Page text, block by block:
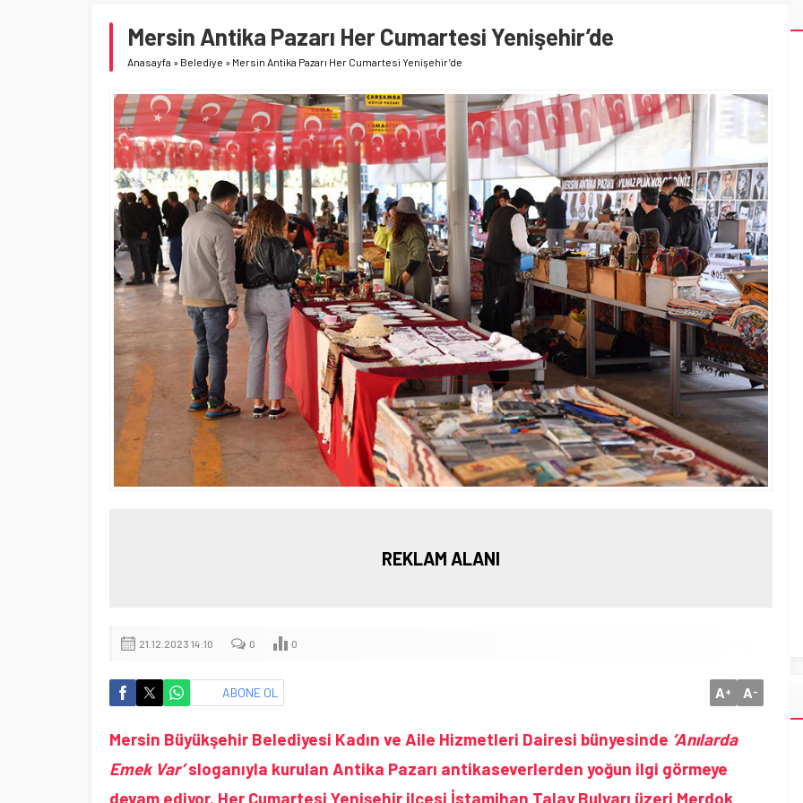
Mersin Antika Pazarı Her Cumartesi Yenişehir’de
Anasayfa » Belediye » Mersin Antika Pazarı Her Cumartesi Yenişehir’de
REKLAM ALANI
21.12.2023 14:10 0 0
ABONE OL A+ A-
Mersin Büyükşehir Belediyesi Kadın ve Aile Hizmetleri Dairesi bünyesinde ‘Anılarda
Emek Var’sloganıyla kurulan Antika Pazarı antikaseverlerden yoğun ilgi görmeye
devam ediyor. Her Cumartesi Yenişehir ilçesi İstamihan Talay Bulvarı üzeri Merdok